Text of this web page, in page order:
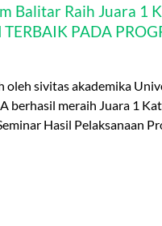
Balitar Raih Juara 1
PADA
oleh sivitas akademika
berhasil meraih Juara 1
Hasil Pelaksanaan